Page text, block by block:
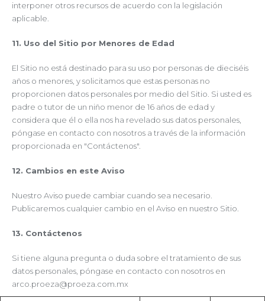
interponer otros recursos de acuerdo con la legislación
aplicable.
11. Uso del Sitio por Menores de Edad
El Sitio no está destinado para su uso por personas de dieciséis
años o menores, y solicitamos que estas personas no
proporcionen datos personales por medio del Sitio. Si usted es
padre o tutor de un niño menor de 16 años de edad y
considera que él o ella nos ha revelado sus datos personales,
póngase en contacto con nosotros a través de la información
proporcionada en "Contáctenos".
12. Cambios en este Aviso
Nuestro Aviso puede cambiar cuando sea necesario.
Publicaremos cualquier cambio en el Aviso en nuestro Sitio.
13. Contáctenos
Si tiene alguna pregunta o duda sobre el tratamiento de sus
datos personales, póngase en contacto con nosotros en
arco.proeza@proeza.com.mx